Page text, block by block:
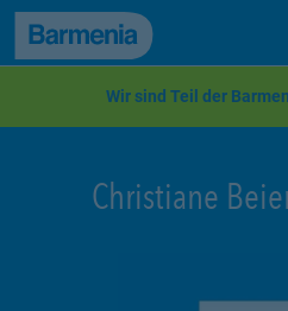
zum Seiteninhalt
Back to top
Wir sind Teil der
Christiane